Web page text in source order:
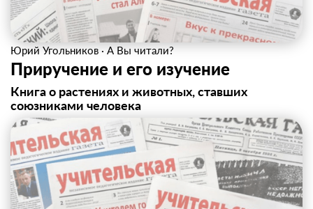
Юрий Угольников · А Вы читали?
Приручение и его изучение
Книга о растениях и животных, ставших
союзниками человека